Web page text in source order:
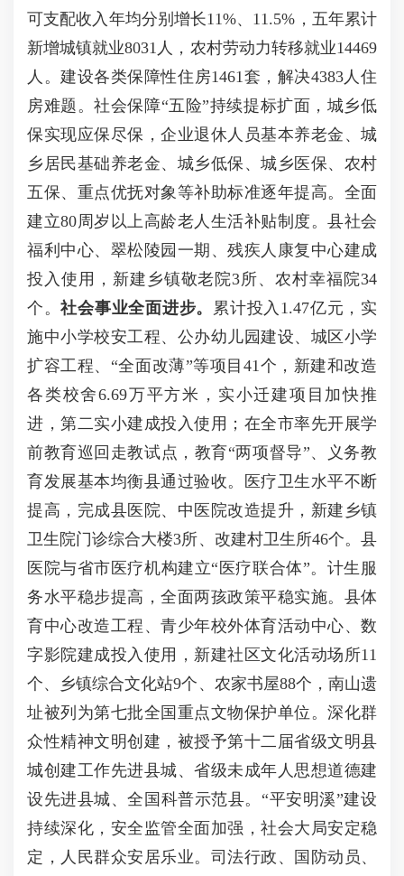
可支配收入年均分别增长11%、11.5%，五年累计
新增城镇就业8031人，农村劳动力转移就业14469
人。建设各类保障性住房1461套，解决4383人住
房难题。社会保障“五险”持续提标扩面，城乡低
保实现应保尽保，企业退休人员基本养老金、城
乡居民基础养老金、城乡低保、城乡医保、农村
五保、重点优抚对象等补助标准逐年提高。全面
建立80周岁以上高龄老人生活补贴制度。县社会
福利中心、翠松陵园一期、残疾人康复中心建成
投入使用，新建乡镇敬老院3所、农村幸福院34
个。社会事业全面进步。 累计投入1.47亿元，实
施中小学校安工程、公办幼儿园建设、城区小学
扩容工程、“全面改薄”等项目41个，新建和改造
各类校舍6.69万平方米，实小迁建项目加快推
进，第二实小建成投入使用；在全市率先开展学
前教育巡回走教试点，教育“两项督导”、义务教
育发展基本均衡县通过验收。医疗卫生水平不断
提高，完成县医院、中医院改造提升，新建乡镇
卫生院门诊综合大楼3所、改建村卫生所46个。县
医院与省市医疗机构建立“医疗联合体”。计生服
务水平稳步提高，全面两孩政策平稳实施。县体
育中心改造工程、青少年校外体育活动中心、数
字影院建成投入使用，新建社区文化活动场所11
个、乡镇综合文化站9个、农家书屋88个，南山遗
址被列为第七批全国重点文物保护单位。深化群
众性精神文明创建，被授予第十二届省级文明县
城创建工作先进县城、省级未成年人思想道德建
设先进县城、全国科普示范县。“平安明溪”建设
持续深化，安全监管全面加强，社会大局安定稳
定，人民群众安居乐业。司法行政、国防动员、